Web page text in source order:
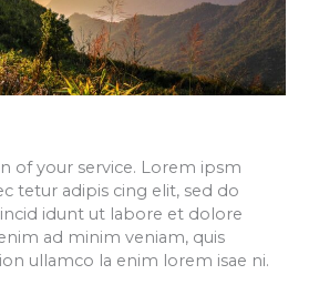
of your service. Lorem ipsm
tetur adipis cing elit, sed do
idunt ut labore et dolore
ad minim veniam, quis
ullamco la enim lorem isae ni.